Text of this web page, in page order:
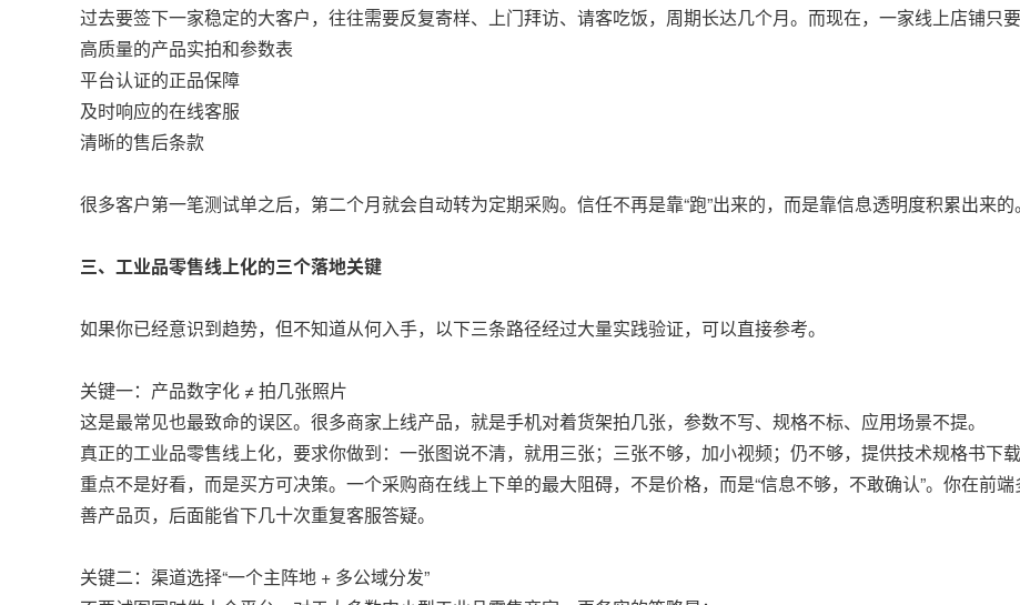
过去要签下一家稳定的大客户，往往需要反复寄样、上门拜访、请客吃饭，周期长达几个月。而现在，一家线上店铺只要
高质量的产品实拍和参数表
平台认证的正品保障
及时响应的在线客服
清晰的售后条款
很多客户第一笔测试单之后，第二个月就会自动转为定期采购。信任不再是靠“跑”出来的，而是靠信息透明度积累出来的。
三、工业品零售线上化的三个落地关键
如果你已经意识到趋势，但不知道从何入手，以下三条路径经过大量实践验证，可以直接参考。
关键一：产品数字化 ≠ 拍几张照片
这是最常见也最致命的误区。很多商家上线产品，就是手机对着货架拍几张，参数不写、规格不标、应用场景不提。
真正的工业品零售线上化，要求你做到：一张图说不清，就用三张；三张不够，加小视频；仍不够，提供技术规格书下载
重点不是好看，而是买方可决策。一个采购商在线上下单的最大阻碍，不是价格，而是“信息不够，不敢确认”。你在前
善产品页，后面能省下几十次重复客服答疑。
关键二：渠道选择“一个主阵地 + 多公域分发”